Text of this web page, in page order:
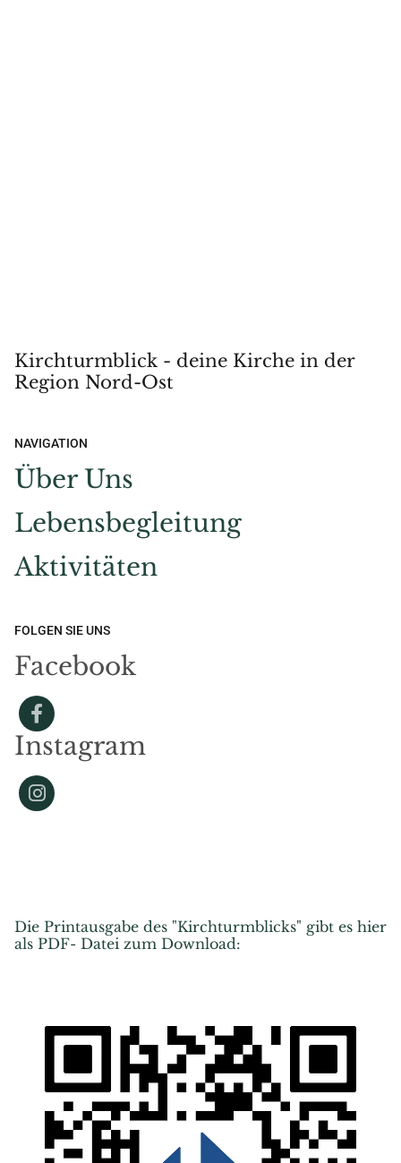
Kirchturmblick - deine Kirche in der
Region Nord-Ost
NAVIGATION
Über Uns
Lebensbegleitung
Aktivitäten
FOLGEN SIE UNS
Facebook
Instagram
Die Printausgabe des "Kirchturmblicks" gibt es hier
als PDF- Datei zum Download: